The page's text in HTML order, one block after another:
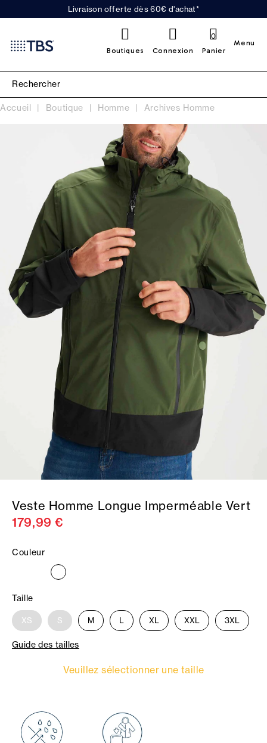
Livraison offerte dès 60€ d'achat*
Boutiques Connexion Panier
0
Menu
Accueil Boutique Homme Archives Homme
Veste Homme Longue Imperméable Vert
179,99 €
Couleur
Taille
XS S M L XL XXL 3XL
Guide des tailles
Veuillez sélectionner une taille